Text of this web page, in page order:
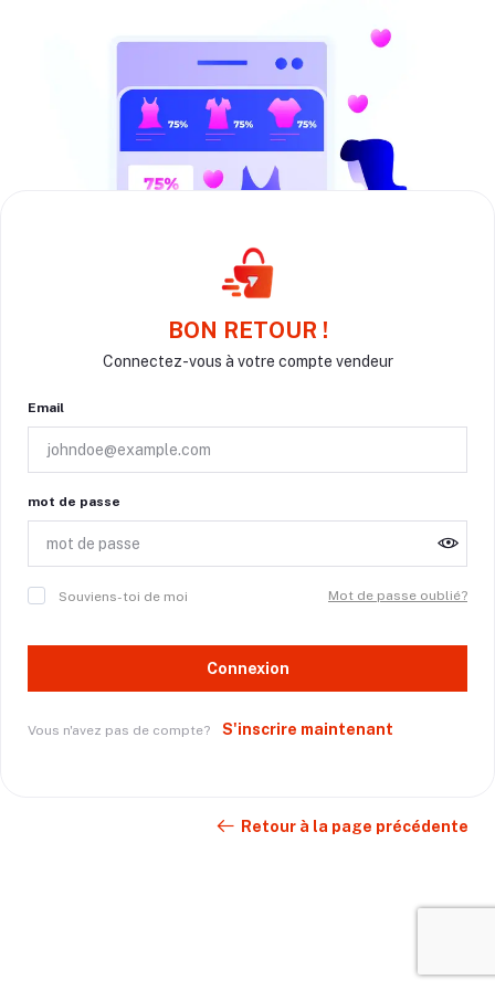
BON RETOUR !
Connectez-vous à votre compte vendeur
Email
mot de passe
Souviens-toi de moi Mot de passe oublié?
Connexion
Vous n'avez pas de compte? S'inscrire maintenant
Retour à la page précédente